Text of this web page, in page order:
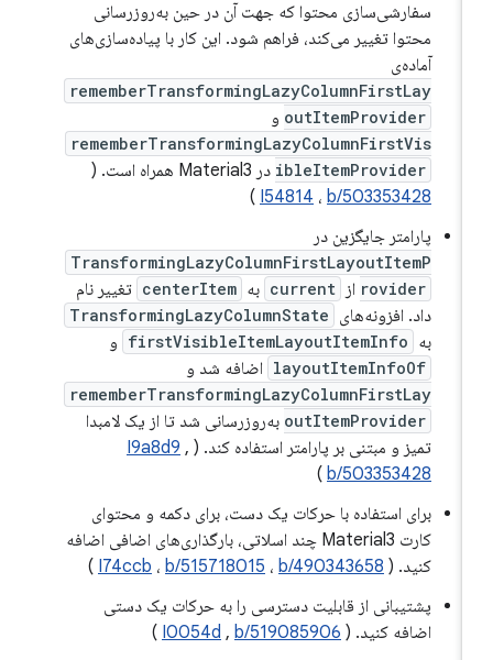
سفارشی‌سازی محتوا که جهت آن در حین به‌روزرسانی
محتوا تغییر می‌کند، فراهم شود. این کار با پیاده‌سازی‌های
آماده‌ی
rememberTransformingLazyColumnFirstLay
outItemProviderو
rememberTransformingLazyColumnFirstVis
ibleItemProviderدر Material3 همراه است. (
I54814،b/503353428
)
پارامتر جایگزین در
TransformingLazyColumnFirstLayoutItemP
roviderاز current به centerItem تغییر نام
داد. افزونه‌های TransformingLazyColumnState
firstVisibleItemLayoutItemInfo و
layoutItemInfoOf اضافه شد و
rememberTransformingLazyColumnFirstLay
outItemProviderبه‌روزرسانی شد تا از یک لامبدا
تمیز و مبتنی بر پارامتر استفاده کند. ( I9a8d9 ,
b/503353428
)
برای استفاده با حرکات یک دست، برای دکمه و محتوای
کارت Material3 چند اسلاتی، بارگذاری‌های اضافی اضافه
کنید. (
I74ccb،b/515718015،b/490343658
)
پشتیبانی از قابلیت دسترسی را به حرکات یک دستی
اضافه کنید. (
I0054d,b/519085906
)